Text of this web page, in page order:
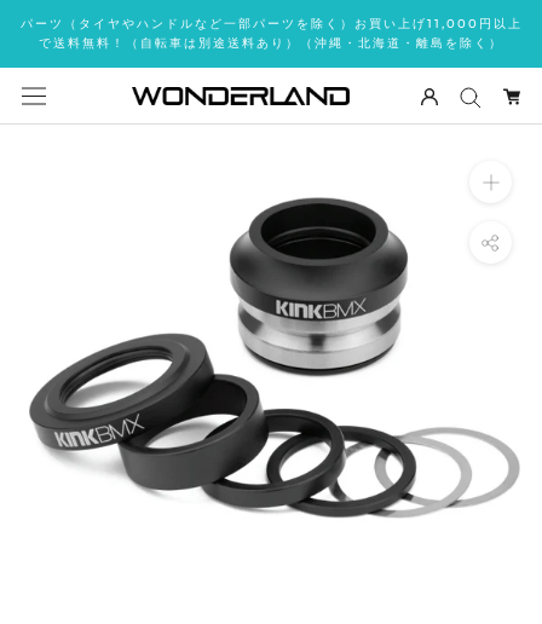
ッ
し
パーツ（タイヤやハンドルなど一部パーツを除く）お買い上げ11,000円以上
で送料無料！（自転車は別途送料あり）（沖縄・北海道・離島を除く）